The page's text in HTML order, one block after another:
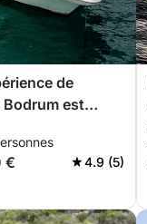
de
Bodrum est
€ 4.9 (5)